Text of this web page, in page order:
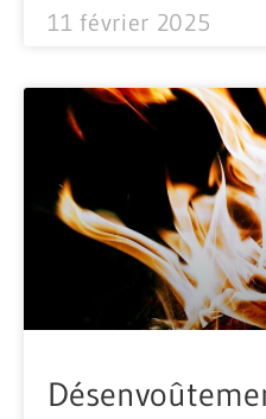
11 février 2025